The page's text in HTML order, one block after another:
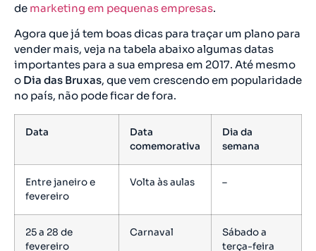
de marketing em pequenas empresas.
Agora que já tem boas dicas para traçar um plano para
vender mais, veja na tabela abaixo algumas datas
importantes para a sua empresa em 2017. Até mesmo
o Dia das Bruxas, que vem crescendo em popularidade
no país, não pode ficar de fora.
Data
Data
comemorativa
Dia da
semana
Entre janeiro e
fevereiro
Volta às aulas –
25 a 28 de
fevereiro
Carnaval
Sábado a
terça-feira